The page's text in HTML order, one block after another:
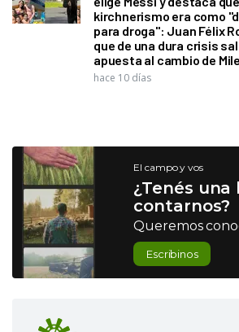
kirchnerismo era como
para droga": Juan Félix
que de una dura crisis
apuesta al cambio de
hace 10 días
El campo y vos
¿Tenés
contarnos?
Queremos
Escribinos